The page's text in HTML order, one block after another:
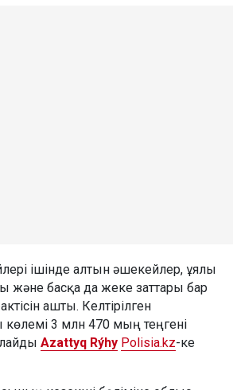
ішінде алтын әшекейлер, ұялы
және басқа да жеке заттары бар
ашты. Келтірілген
3 млн 470 мың теңгені
Azattyq Rýhy Polisia.kz-ке